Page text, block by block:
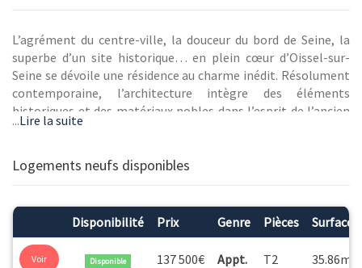
L’agrément du centre-ville, la douceur du bord de Seine, la
superbe d’un site historique… en plein cœur d’Oissel-sur-
Seine se dévoile une résidence au charme inédit. Résolument
contemporaine, l’architecture intègre des éléments
historiques et des matériaux nobles dans l’esprit de l’ancien
manoir. Au sein d’un parc paysager de 3 581 m2, elle propose
terrasses orientés sud et vues sur la Seine. À 16 km* de Rouen
et défiscalisé (Pinel B1).
...Lire la suite
Logements neufs disponibles
Disponibilité Prix Genre Pièces Surface
Voir Disponible 137 500€ Appt. T2 35.86m